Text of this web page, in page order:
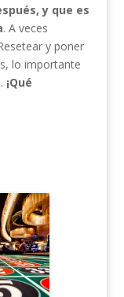
y que es
. A veces
y poner
lo importante
¡Qué